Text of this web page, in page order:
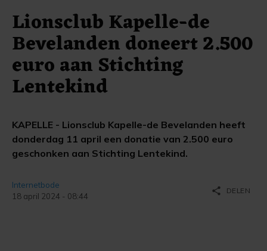
Lionsclub Kapelle-de
Bevelanden doneert 2.500
euro aan Stichting
Lentekind
KAPELLE - Lionsclub Kapelle-de Bevelanden heeft
donderdag 11 april een donatie van 2.500 euro
geschonken aan Stichting Lentekind.
Internetbode
18 april 2024 - 08:44
share DELEN